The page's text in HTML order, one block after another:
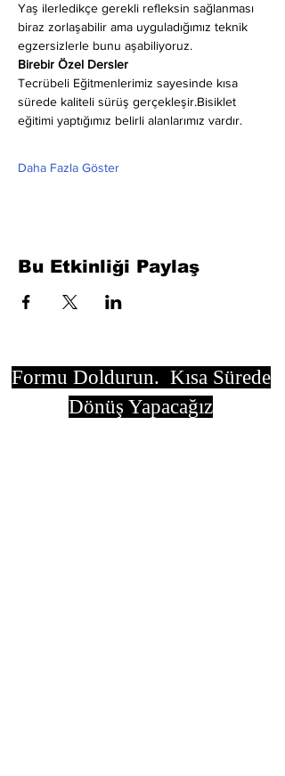
Yaş ilerledikçe gerekli refleksin sağlanması
biraz zorlaşabilir ama uyguladığımız teknik
egzersizlerle bunu aşabiliyoruz.
Birebir Özel Dersler
Tecrübeli Eğitmenlerimiz sayesinde kısa
sürede kaliteli sürüş gerçekleşir.Bisiklet
eğitimi yaptığımız belirli alanlarımız vardır.
Daha Fazla Göster
Bu Etkinliği Paylaş
Formu Doldurun. Kısa Sürede
Dönüş Yapacağız